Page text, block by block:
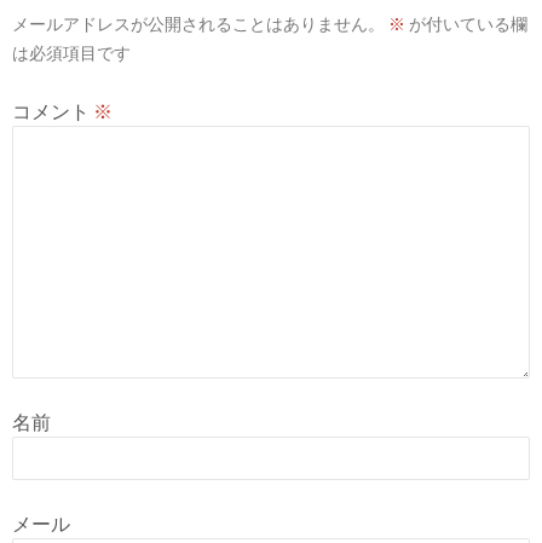
メールアドレスが公開されることはありません。 ※ が付いている欄
は必須項目です
コメント ※
名前
メール